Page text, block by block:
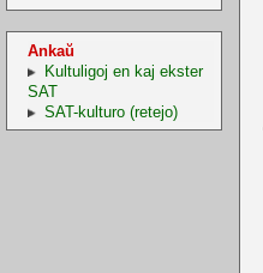
Ankaŭ
Kultuligoj en kaj ekster
SAT
SAT-kulturo (retejo)